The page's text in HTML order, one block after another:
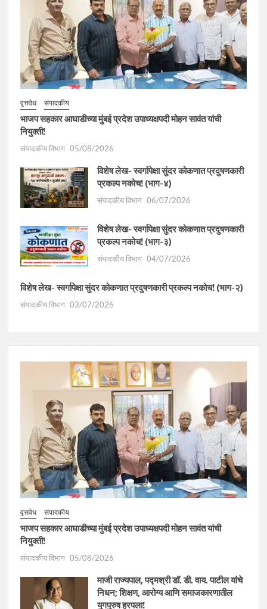
वृत्तवेध संपादकीय
भाजप सहकार आघाडीच्या मुंबई प्रदेश उपाध्यक्षपदी मोहन सावंत यांची
नियुक्ती!
संपादकीय विभाग 05/08/2026
विशेष लेख- स्वर्गापेक्षा सुंदर कोकणात प्रदुषणकारी
प्रकल्प नकोच! (भाग-४)
संपादकीय विभाग 06/07/2026
विशेष लेख- स्वर्गापेक्षा सुंदर कोकणात प्रदुषणकारी
प्रकल्प नकोच! (भाग-३)
संपादकीय विभाग 04/07/2026
विशेष लेख- स्वर्गापेक्षा सुंदर कोकणात प्रदुषणकारी प्रकल्प नकोच! (भाग-२)
संपादकीय विभाग 03/07/2026
वृत्तवेध संपादकीय
भाजप सहकार आघाडीच्या मुंबई प्रदेश उपाध्यक्षपदी मोहन सावंत यांची
नियुक्ती!
संपादकीय विभाग 05/08/2026
माजी राज्यपाल, पद्मश्री डॉ. डी. वाय. पाटील यांचे
निधन; शिक्षण, आरोग्य आणि समाजकारणातील
युगपुरुष हरपला!